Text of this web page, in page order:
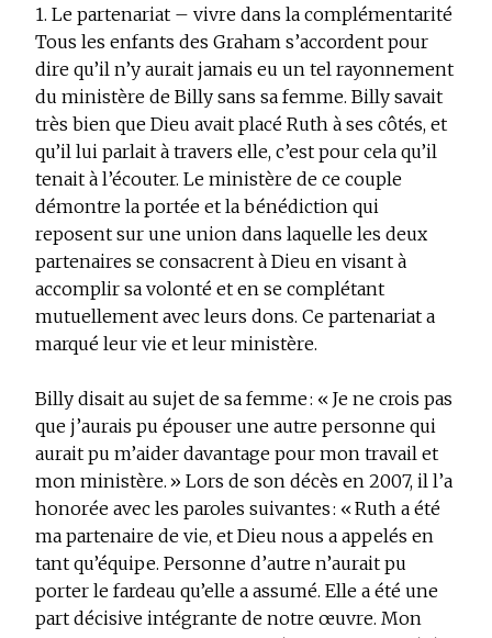
1. Le partenariat – vivre dans la complémentarité
Tous les enfants des Graham s’accordent pour
dire qu’il n’y aurait jamais eu un tel rayonnement
du ministère de Billy sans sa femme. Billy savait
très bien que Dieu avait placé Ruth à ses côtés, et
qu’il lui parlait à travers elle, c’est pour cela qu’il
tenait à l’écouter. Le ministère de ce couple
démontre la portée et la bénédiction qui
reposent sur une union dans laquelle les deux
partenaires se consacrent à Dieu en visant à
accomplir sa volonté et en se complétant
mutuellement avec leurs dons. Ce partenariat a
marqué leur vie et leur ministère.
Billy disait au sujet de sa femme : « Je ne crois pas
que j’aurais pu épouser une autre personne qui
aurait pu m’aider davantage pour mon travail et
mon ministère. » Lors de son décès en 2007, il l’a
honorée avec les paroles suivantes : « Ruth a été
ma partenaire de vie, et Dieu nous a appelés en
tant qu’équipe. Personne d’autre n’aurait pu
porter le fardeau qu’elle a assumé. Elle a été une
part décisive intégrante de notre œuvre. Mon